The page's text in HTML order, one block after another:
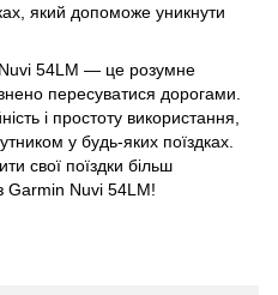
який допоможе уникнути
Nuvi 54LM — це розумне
пересуватися дорогами.
і простоту використання,
у будь-яких поїздках.
свої поїздки більш
Garmin Nuvi 54LM!